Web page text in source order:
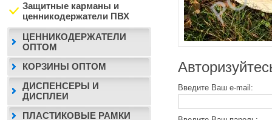
Введите Ваш e-mail:
Защитные карманы и
ценникодержатели ПВХ
ЦЕННИКОДЕРЖАТЕЛИ
ОПТОМ
КОРЗИНЫ ОПТОМ
ДИСПЕНСЕРЫ И
ДИСПЛЕИ
ПЛАСТИКОВЫЕ РАМКИ